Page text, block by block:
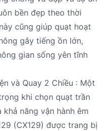
bền đẹp theo thời
cũng giúp quạt hoạt
gây tiếng ồn lớn,
gian sống yên tĩnh
và Quay 2 Chiều : Một
khi chọn quạt trần
năng vận hành êm
(CX129) được trang bị